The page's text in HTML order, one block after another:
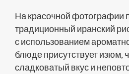
На красочной фотографии
традиционный иранский
с использованием
блюде присутствует изюм,
сладковатый вкус и